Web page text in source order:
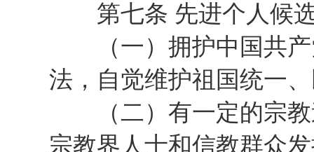
第七条 先进个人候选
（一）拥护中国共产
法，自觉维护祖国统一
（二）有一定的宗教
宗教界人士和信教群众